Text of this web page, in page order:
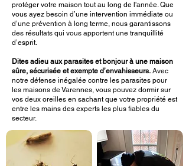
protéger votre maison tout au long de l'année. Que
vous ayez besoin d’une intervention immédiate ou
d’une prévention à long terme, nous garantissons
des résultats qui vous apportent une tranquillité
d’esprit.
Dites adieu aux parasites et bonjour à une maison
sûre, sécurisée et exempte d’envahisseurs. Avec
notre défense inégalée contre les parasites pour
les maisons de Varennes, vous pouvez dormir sur
vos deux oreilles en sachant que votre propriété est
entre les mains des experts les plus fiables du
secteur.